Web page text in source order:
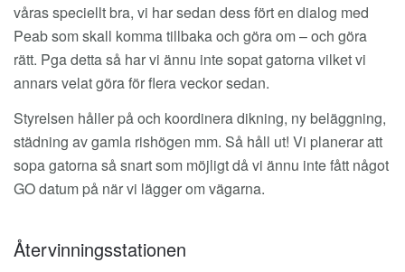
våras speciellt bra, vi har sedan dess fört en dialog med
Peab som skall komma tillbaka och göra om – och göra
rätt. Pga detta så har vi ännu inte sopat gatorna vilket vi
annars velat göra för flera veckor sedan.
Styrelsen håller på och koordinera dikning, ny beläggning,
städning av gamla rishögen mm. Så håll ut! Vi planerar att
sopa gatorna så snart som möjligt då vi ännu inte fått något
GO datum på när vi lägger om vägarna.
Återvinningsstationen